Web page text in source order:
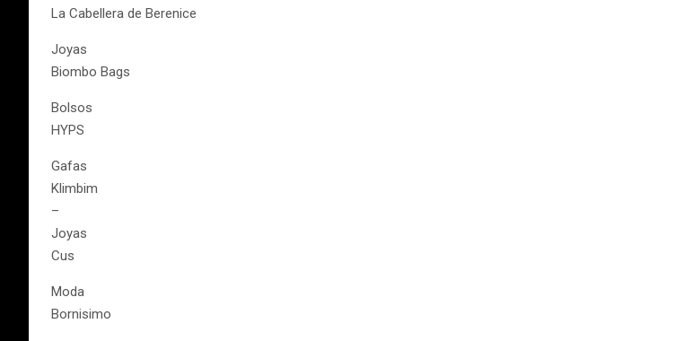
La Cabellera de Berenice
Joyas
Biombo Bags
Bolsos
HYPS
Gafas
Klimbim
–
Joyas
Cus
Moda
Bornisimo